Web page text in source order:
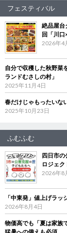
フェスティバル
絶品屋
回「川
2026年4
自分で収穫した秋野
ランドむさしの村」
2025年11月4日
春だけじゃもったいな
2025年10月23日
ふむふむ
四日市
ロジェ
2026年8
「中東発」値上げラ
2026年8月4日
物価高でも「夏は家族